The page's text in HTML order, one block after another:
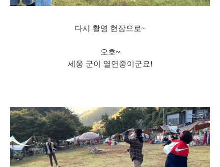
다시 촬영 현장으로~
오호~
세웅 군이 열연중이군요!